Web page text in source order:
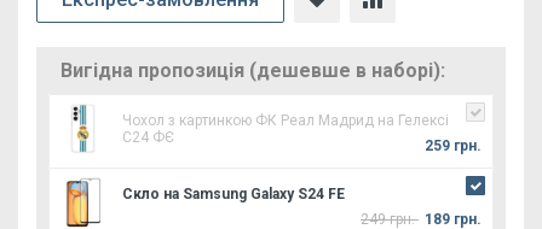
Вигідна пропозиція (дешевше в наборі):
Чохол з картинкою ФК Реал Мадрид на Гелексі
С24 ФЄ
259 грн.
Скло на Samsung Galaxy S24 FE
249 грн. 189 грн.